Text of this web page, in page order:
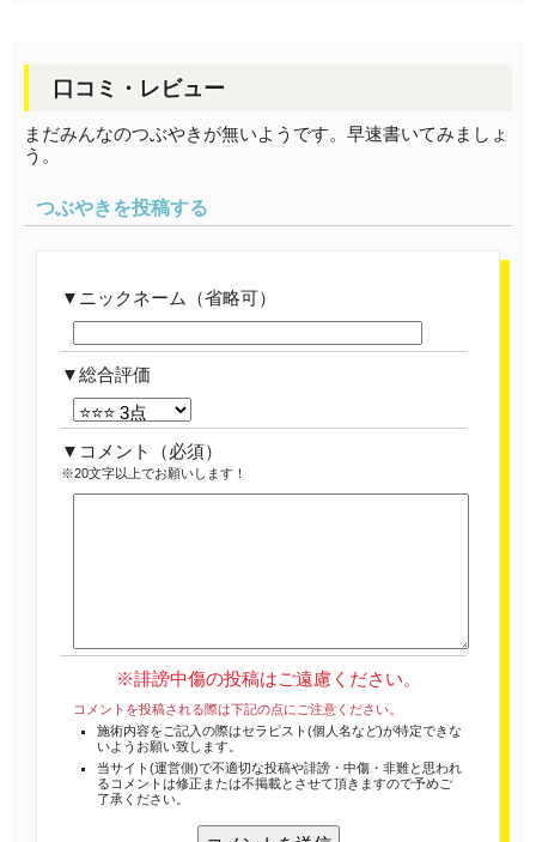
口コミ・レビュー
まだみんなのつぶやきが無いようです。早速書いてみましょ
う。
つぶやきを投稿する
ニックネーム（省略可）
総合評価
コメント （必須）
※20文字以上でお願いします！
※誹謗中傷の投稿はご遠慮ください。
コメントを投稿される際は下記の点にご注意ください。
施術内容をご記入の際はセラピスト(個人名など)が特定できな
いようお願い致します。
当サイト(運営側)で不適切な投稿や誹謗・中傷・非難と思われ
るコメントは修正または不掲載とさせて頂きますので予めご
了承ください。